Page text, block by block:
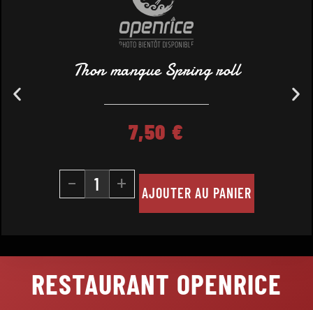
Thon mangue Spring roll
7,50€
- + AJOUTER AU PANIER
RESTAURANT OPENRICE